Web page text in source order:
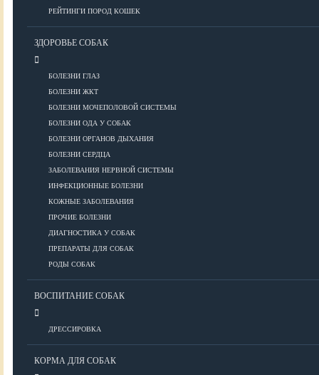
РЕЙТИНГИ ПОРОД КОШЕК
ЗДОРОВЬЕ СОБАК
БОЛЕЗНИ ГЛАЗ
БОЛЕЗНИ ЖКТ
БОЛЕЗНИ МОЧЕПОЛОВОЙ СИСТЕМЫ
БОЛЕЗНИ ОДА У СОБАК
БОЛЕЗНИ ОРГАНОВ ДЫХАНИЯ
БОЛЕЗНИ СЕРДЦА
ЗАБОЛЕВАНИЯ НЕРВНОЙ СИСТЕМЫ
ИНФЕКЦИОННЫЕ БОЛЕЗНИ
КОЖНЫЕ ЗАБОЛЕВАНИЯ
ПРОЧИЕ БОЛЕЗНИ
ДИАГНОСТИКА У СОБАК
ПРЕПАРАТЫ ДЛЯ СОБАК
РОДЫ СОБАК
ВОСПИТАНИЕ СОБАК
ДРЕССИРОВКА
КОРМА ДЛЯ СОБАК
Кормление котят
Кормление кошек
Диетическое и лечебное кормление
ПОРОДЫ
Европейские
Короткошерстные
Для аллергиков
Лысые
Русские
Длинношерстные
Рейтинги пород